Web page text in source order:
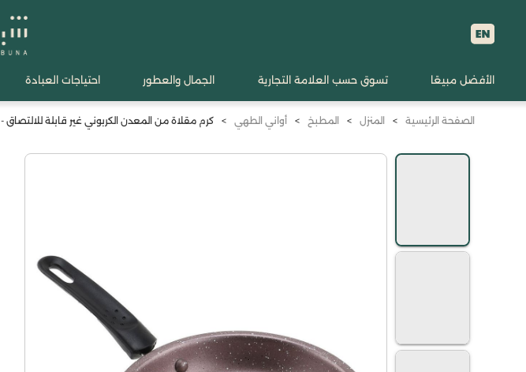
الأفضل مبيعًا تسوق حسب العلامة التجارية الجمال والعطور احتياجات العبادة
الصفحة الرئيسية > المنزل > المطبخ > أواني الطهي > كرم مقلاة من المعدن الكربوني غير قابلة للالتصاق - 20 سم